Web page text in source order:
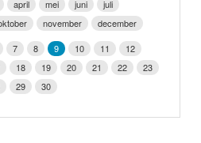
april mei juni
juli
november
december
7 8 9 10 11
12
18 19 20 21 22
23
29 30